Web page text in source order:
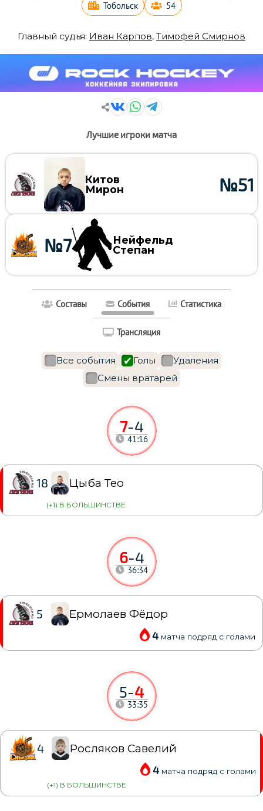
Тобольск 54
Главный судья: Иван Карпов, Тимофей Смирнов
Лучшие игроки матча
Китов
Мирон
№51
Нейфельд
Степан
№7
Составы События Статистика
Трансляция
Все события Голы
Удаления
Смены вратарей
5-4
33:35
4 Росляков Савелий
4 матча подряд с голами
(+1) В БОЛЬШИНСТВЕ
6-4
36:34
5 Ермолаев Фёдор
4 матча подряд с голами
7-4
41:16
18 Цыба Тео
(+1) В БОЛЬШИНСТВЕ